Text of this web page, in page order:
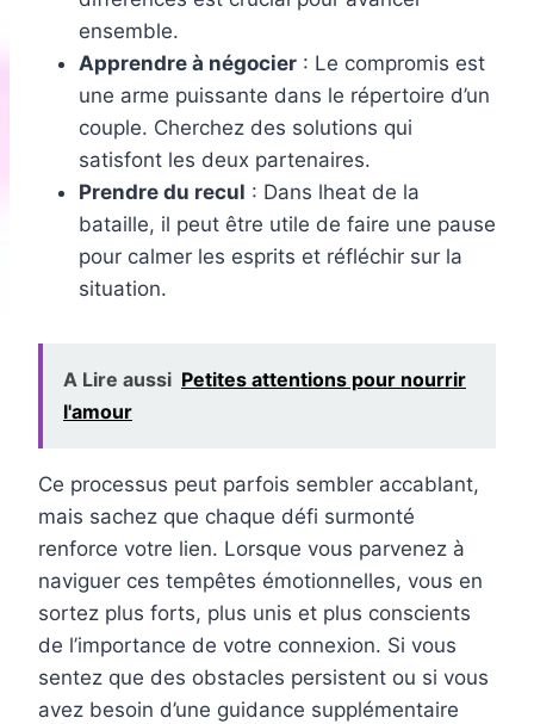
ensemble.
Apprendre à négocier : Le compromis est
une arme puissante dans le répertoire d’un
couple. Cherchez des solutions qui
satisfont les deux partenaires.
Prendre du recul : Dans lheat de la
bataille, il peut être utile de faire une pause
pour calmer les esprits et réfléchir sur la
situation.
A Lire aussi Petites attentions pour nourrir
l'amour
Ce processus peut parfois sembler accablant,
mais sachez que chaque défi surmonté
renforce votre lien. Lorsque vous parvenez à
naviguer ces tempêtes émotionnelles, vous en
sortez plus forts, plus unis et plus conscients
de l’importance de votre connexion. Si vous
sentez que des obstacles persistent ou si vous
avez besoin d’une guidance supplémentaire